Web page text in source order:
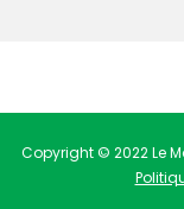
Copyright © 2022 Le